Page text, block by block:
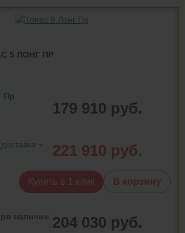
5 ЛОНГ ПР
Пр
179 910 руб.
+
221 910 руб.
Купить в 1 клик В корзину
в наличии 204 030 руб.